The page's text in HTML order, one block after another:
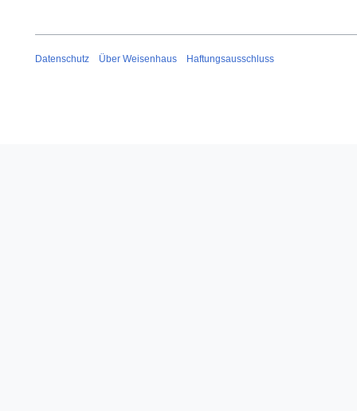
Datenschutz Über Weisenhaus Haftungsausschluss